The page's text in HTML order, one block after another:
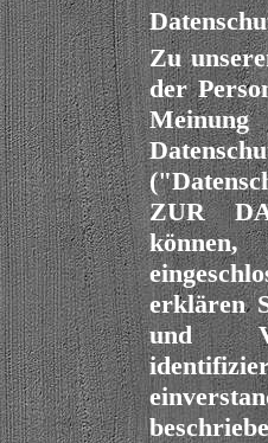
Zu
der
ZUR
erklären
und